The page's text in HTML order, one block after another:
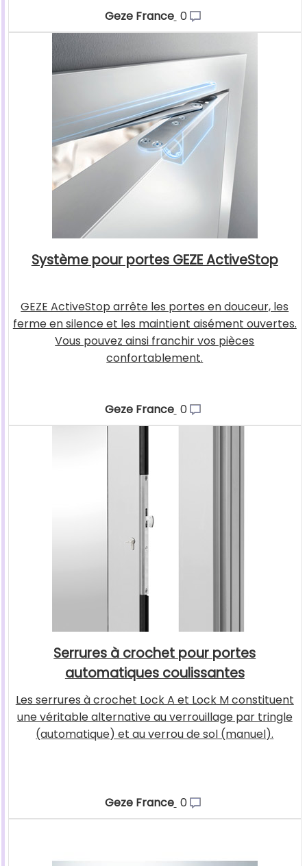
Geze France 0
Système pour portes GEZE ActiveStop
GEZE ActiveStop arrête les portes en douceur, les
ferme en silence et les maintient aisément ouvertes.
Vous pouvez ainsi franchir vos pièces
confortablement.
Geze France 0
Serrures à crochet pour portes
automatiques coulissantes
Les serrures à crochet Lock A et Lock M constituent
une véritable alternative au verrouillage par tringle
(automatique) et au verrou de sol (manuel).
Geze France 0